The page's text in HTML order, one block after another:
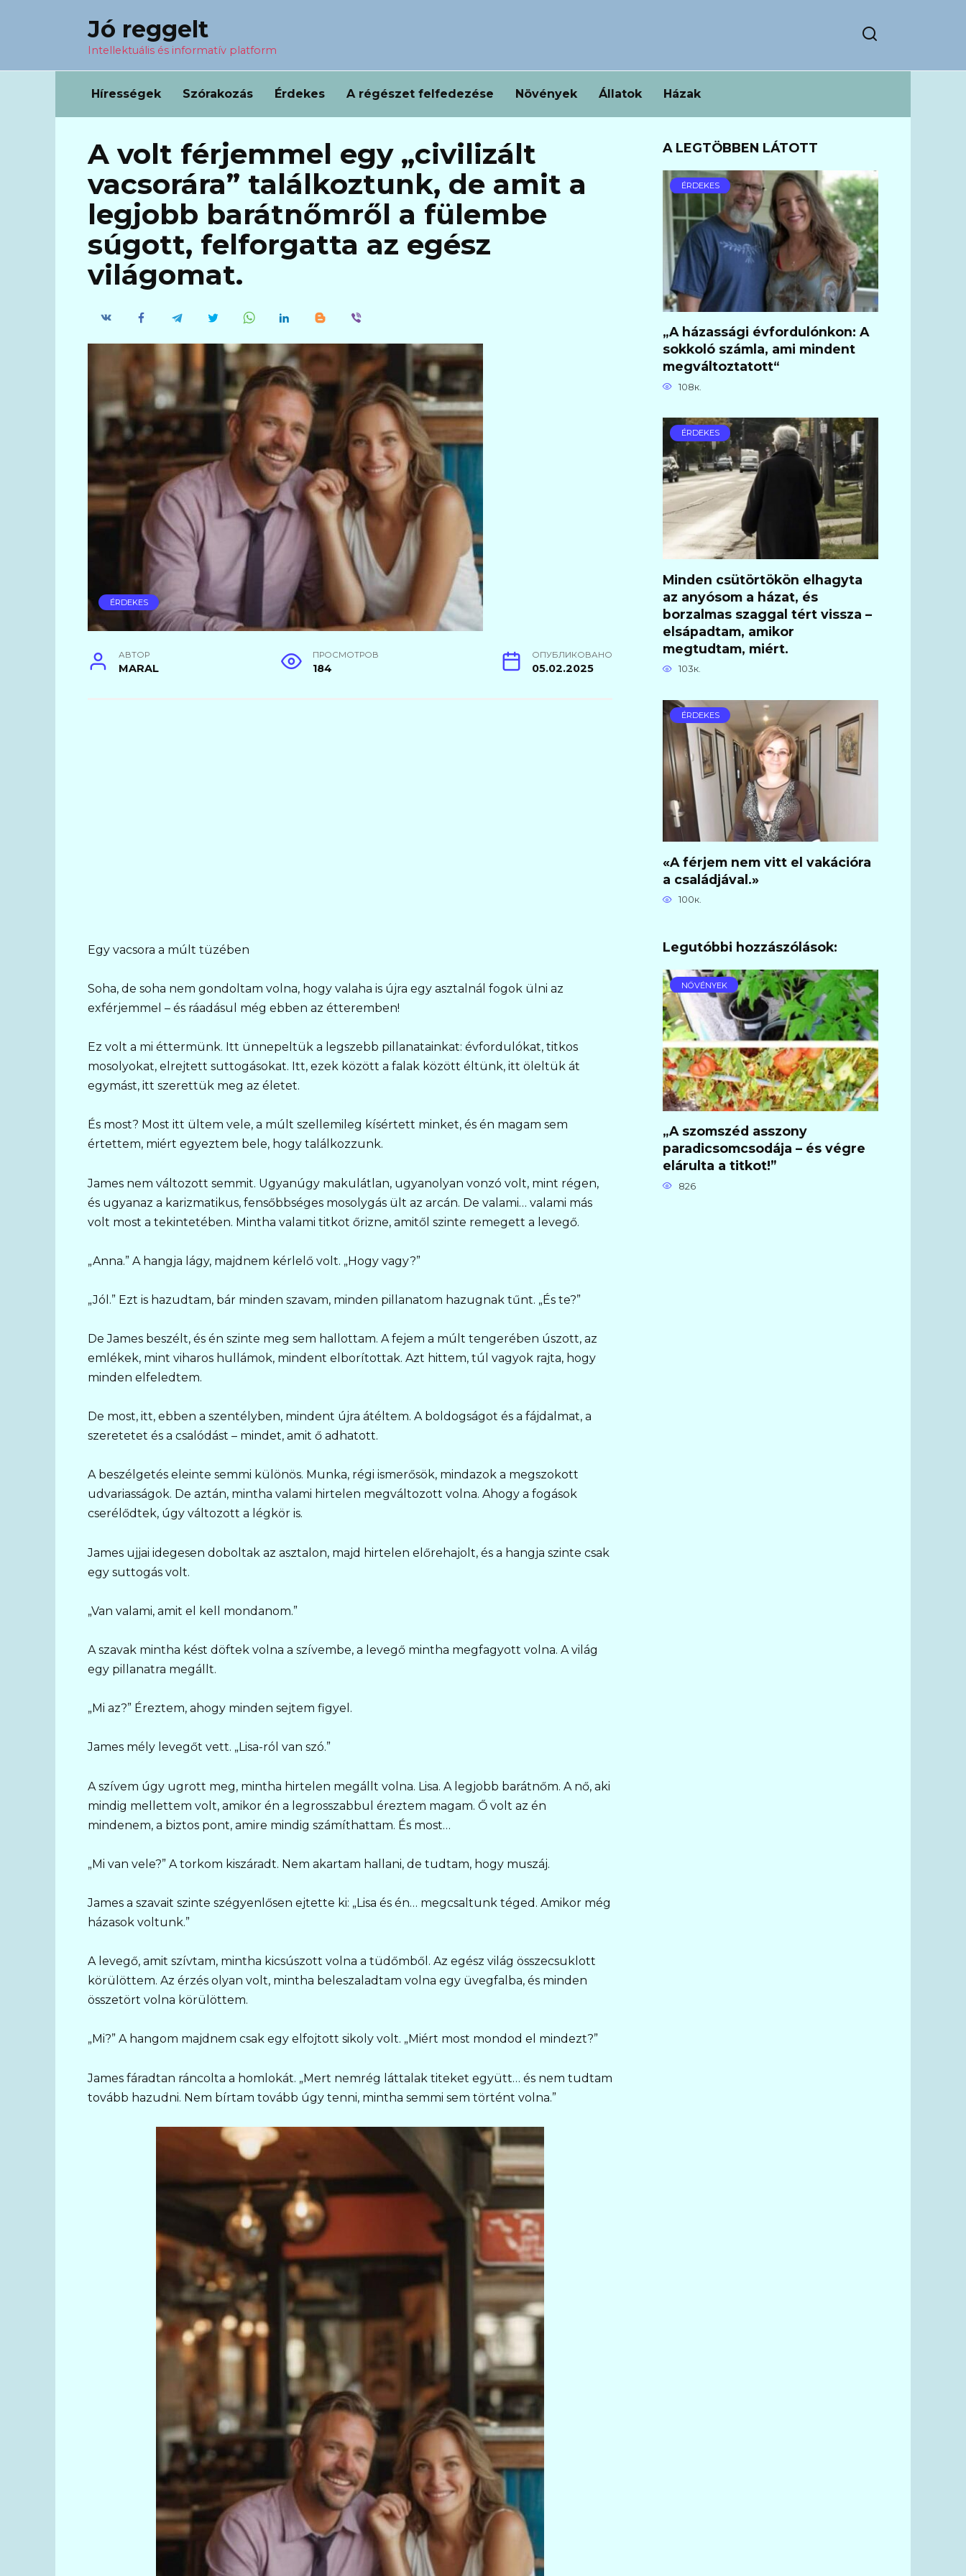
Jó reggelt
Intellektuális és informatív platform
Hírességek Szórakozás Érdekes A régészet felfedezése Növények Állatok Házak
A volt férjemmel egy „civilizált
vacsorára” találkoztunk, de amit a
legjobb barátnőmről a fülembe
súgott, felforgatta az egész
világomat.
ÉRDEKES
АВТОР
MARAL
ПРОСМОТРОВ
184
ОПУБЛИКОВАНО
05.02.2025
Egy vacsora a múlt tüzében
Soha, de soha nem gondoltam volna, hogy valaha is újra egy asztalnál fogok ülni az
exférjemmel – és ráadásul még ebben az étteremben!
Ez volt a mi éttermünk. Itt ünnepeltük a legszebb pillanatainkat: évfordulókat, titkos
mosolyokat, elrejtett suttogásokat. Itt, ezek között a falak között éltünk, itt öleltük át
egymást, itt szerettük meg az életet.
És most? Most itt ültem vele, a múlt szellemileg kísértett minket, és én magam sem
értettem, miért egyeztem bele, hogy találkozzunk.
James nem változott semmit. Ugyanúgy makulátlan, ugyanolyan vonzó volt, mint régen,
és ugyanaz a karizmatikus, fensőbbséges mosolygás ült az arcán. De valami… valami más
volt most a tekintetében. Mintha valami titkot őrizne, amitől szinte remegett a levegő.
„Anna.” A hangja lágy, majdnem kérlelő volt. „Hogy vagy?”
„Jól.” Ezt is hazudtam, bár minden szavam, minden pillanatom hazugnak tűnt. „És te?”
De James beszélt, és én szinte meg sem hallottam. A fejem a múlt tengerében úszott, az
emlékek, mint viharos hullámok, mindent elborítottak. Azt hittem, túl vagyok rajta, hogy
minden elfeledtem.
De most, itt, ebben a szentélyben, mindent újra átéltem. A boldogságot és a fájdalmat, a
szeretetet és a csalódást – mindet, amit ő adhatott.
A beszélgetés eleinte semmi különös. Munka, régi ismerősök, mindazok a megszokott
udvariasságok. De aztán, mintha valami hirtelen megváltozott volna. Ahogy a fogások
cserélődtek, úgy változott a légkör is.
James ujjai idegesen doboltak az asztalon, majd hirtelen előrehajolt, és a hangja szinte csak
egy suttogás volt.
„Van valami, amit el kell mondanom.”
A szavak mintha kést döftek volna a szívembe, a levegő mintha megfagyott volna. A világ
egy pillanatra megállt.
„Mi az?” Éreztem, ahogy minden sejtem figyel.
James mély levegőt vett. „Lisa-ról van szó.”
A szívem úgy ugrott meg, mintha hirtelen megállt volna. Lisa. A legjobb barátnőm. A nő, aki
mindig mellettem volt, amikor én a legrosszabbul éreztem magam. Ő volt az én
mindenem, a biztos pont, amire mindig számíthattam. És most…
„Mi van vele?” A torkom kiszáradt. Nem akartam hallani, de tudtam, hogy muszáj.
James a szavait szinte szégyenlősen ejtette ki: „Lisa és én… megcsaltunk téged. Amikor még
házasok voltunk.”
A levegő, amit szívtam, mintha kicsúszott volna a tüdőmből. Az egész világ összecsuklott
körülöttem. Az érzés olyan volt, mintha beleszaladtam volna egy üvegfalba, és minden
összetört volna körülöttem.
„Mi?” A hangom majdnem csak egy elfojtott sikoly volt. „Miért most mondod el mindezt?”
James fáradtan ráncolta a homlokát. „Mert nemrég láttalak titeket együtt… és nem tudtam
tovább hazudni. Nem bírtam tovább úgy tenni, mintha semmi sem történt volna.”
A LEGTÖBBEN LÁTOTT
ÉRDEKES
„A házassági évfordulónkon: A
sokkoló számla, ami mindent
megváltoztatott“
108к.
ÉRDEKES
Minden csütörtökön elhagyta
az anyósom a házat, és
borzalmas szaggal tért vissza –
elsápadtam, amikor
megtudtam, miért.
103к.
ÉRDEKES
«A férjem nem vitt el vakációra
a családjával.»
100к.
Legutóbbi hozzászólások:
NÖVÉNYEK
„A szomszéd asszony
paradicsomcsodája – és végre
elárulta a titkot!”
826